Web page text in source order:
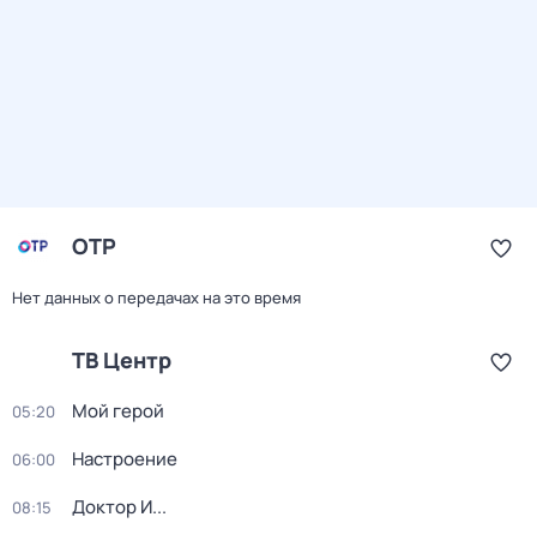
ОТР
Нет данных о передачах на это время
ТВ Центр
05:20 Мой герой
06:00 Настроение
08:15 Доктор И...